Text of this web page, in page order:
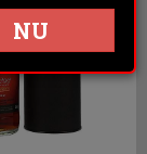
NU